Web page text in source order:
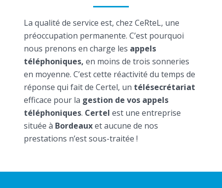
La qualité de service est, chez CeRteL, une
préoccupation permanente. C’est pourquoi
nous prenons en charge les appels
téléphoniques, en moins de trois sonneries
en moyenne. C’est cette réactivité du temps de
réponse qui fait de Certel, un télésecrétariat
efficace pour la gestion de vos appels
téléphoniques. Certel est une entreprise
située à Bordeauxet aucune de nos
prestations n’est sous-traitée !